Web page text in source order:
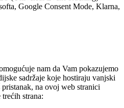
Google Consent Mode, Klarna,
nam da Vam pokazujemo
sadržaje koje hostiraju vanjski
na ovoj web stranici
strana: